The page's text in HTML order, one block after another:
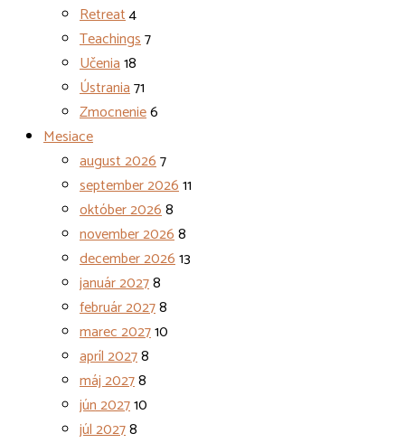
Retreat4
Teachings7
Učenia18
Ústrania71
Zmocnenie6
Mesiace
august 20267
september 202611
október 20268
november 20268
december 202613
január 20278
február 20278
marec 202710
apríl 20278
máj 20278
jún 202710
júl 20278